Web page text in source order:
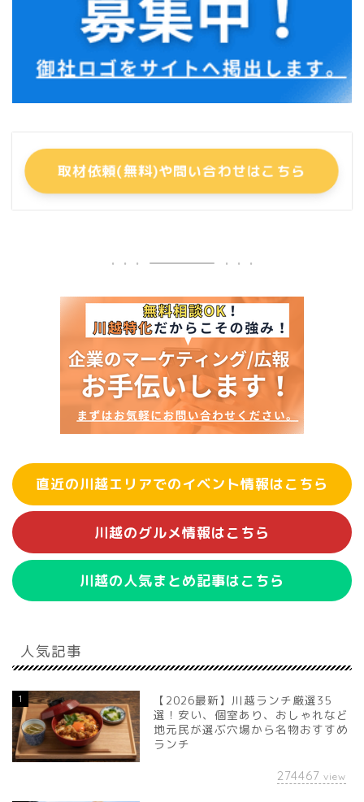
取材依頼(無料)や問い合わせはこちら
直近の川越エリアでのイベント情報はこちら
川越のグルメ情報はこちら
川越の人気まとめ記事はこちら
人気記事
1
【2026最新】川越ランチ厳選35
選！安い、個室あり、おしゃれなど
地元民が選ぶ穴場から名物おすすめ
ランチ
274467 view